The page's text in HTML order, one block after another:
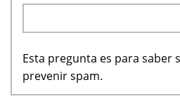
Esta pregunta es para saber
prevenir spam.